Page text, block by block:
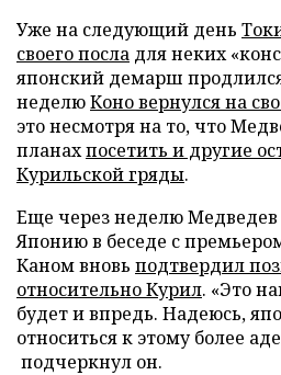
Уже на следующий день
своего посла для неких
японский демарш
неделюКоно вернулся на
это несмотря на то, что
планахпосетить и другие
Курильской гряды.
Еще через неделю Медведев
Японию в беседе с
Каном вновь подтвердил
относительно Курил. «Это
будет и впредь. Надеюсь,
относиться к этому более
подчеркнул он.